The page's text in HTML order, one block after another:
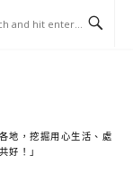
地，挖掘用心生活、處
好！」